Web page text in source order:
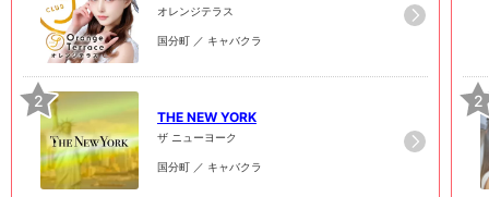
オレンジテラス
国分町 ／ キャバクラ
2
THE NEW YORK
ザ ニューヨーク
国分町 ／ キャバクラ
2